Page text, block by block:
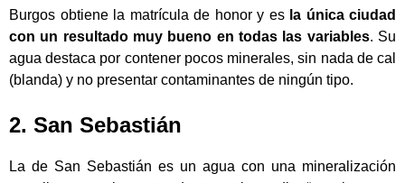
Burgos obtiene la matrícula de honor y es la única ciudad
con un resultado muy bueno en todas las variables. Su
agua destaca por contener pocos minerales, sin nada de cal
(blanda) y no presentar contaminantes de ningún tipo.
2. San Sebastián
La de San Sebastián es un agua con una mineralización